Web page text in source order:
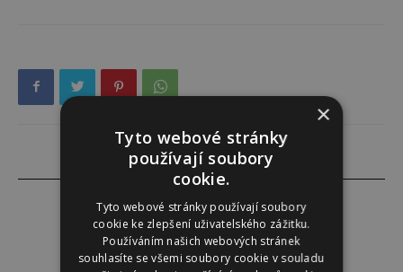
Instinkt
×
Tyto webové stránky
používají soubory
cookie.
Tyto webové stránky používají soubory
cookie ke zlepšení uživatelského zážitku.
Používáním našich webových stránek
souhlasíte se všemi soubory cookie v souladu